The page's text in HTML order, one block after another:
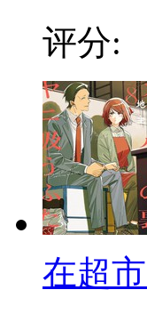
评分:
在超